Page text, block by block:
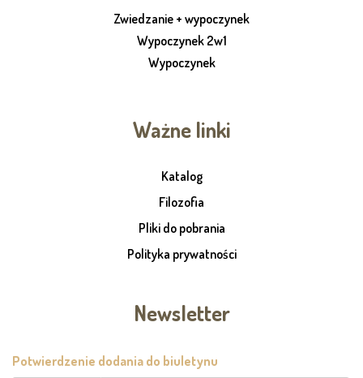
Zwiedzanie + wypoczynek
Wypoczynek 2w1
Wypoczynek
Ważne linki
Katalog
Filozofia
Pliki do pobrania
Polityka prywatności
Newsletter